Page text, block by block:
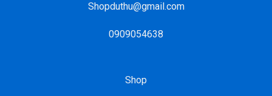
Shopduthu@gmail.com
0909054638
Shop